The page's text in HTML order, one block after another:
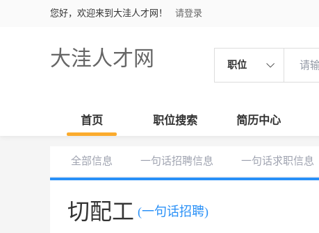
您好，欢迎来到大洼人才网！ 请登录
大洼人才网 职位
首页 职位搜索 简历中心
全部信息 一句话招聘信息 一句话求职信息
切配工 (一句话招聘)